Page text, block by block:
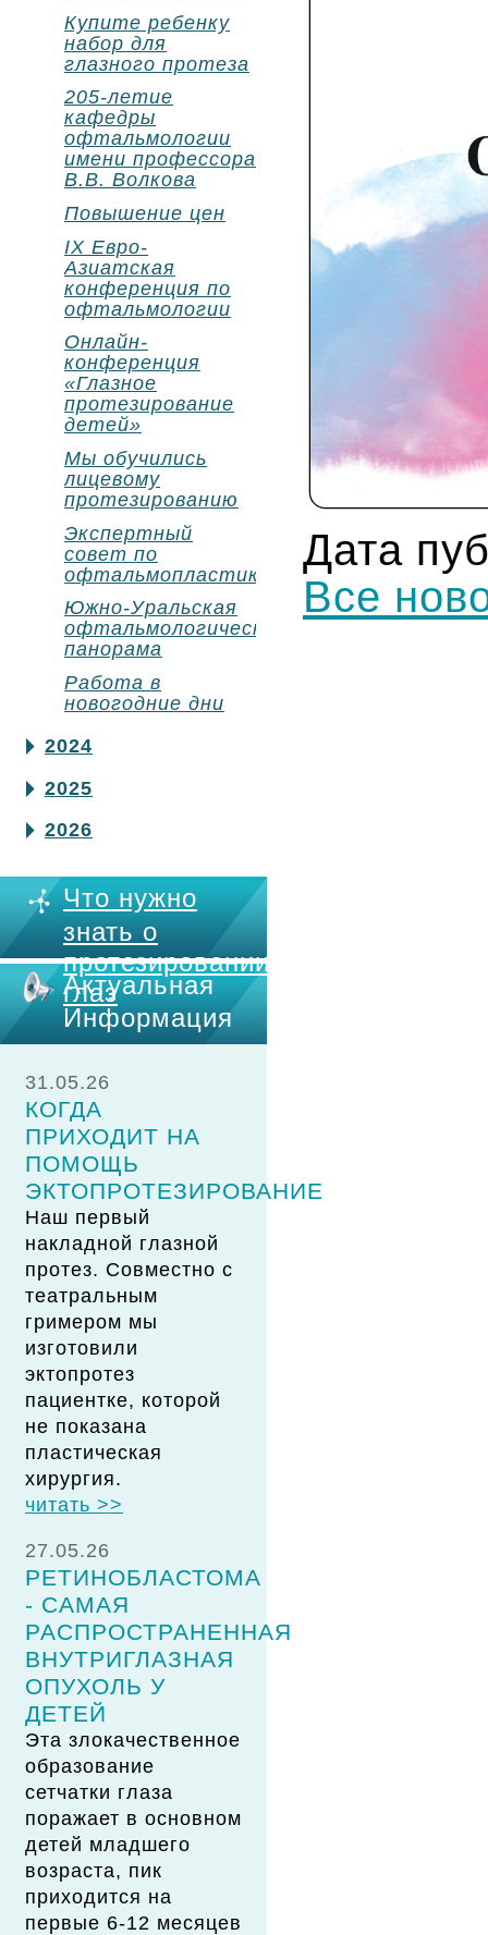
Купите ребенку
набор для
глазного протеза
205-летие
кафедры
офтальмологии
имени профессора
В.В. Волкова
Повышение цен
IX Евро-
Азиатская
конференция по
офтальмологии
Онлайн-
конференция
«Глазное
протезирование
детей»
Мы обучились
лицевому
протезированию
Экспертный
совет по
офтальмопластике
Южно-Уральская
офтальмологическая
панорама
Работа в
новогодние дни
2024
2025
2026
Что нужно
знать о
протезировании
глаз
Актуальная
Информация
31.05.26
КОГДА
ПРИХОДИТ НА
ПОМОЩЬ
ЭКТОПРОТЕЗИРОВАНИЕ
Наш первый
накладной глазной
протез. Совместно с
театральным
гримером мы
изготовили
эктопротез
пациентке, которой
не показана
пластическая
хирургия.
читать >>
27.05.26
РЕТИНОБЛАСТОМА
- САМАЯ
РАСПРОСТРАНЕННАЯ
ВНУТРИГЛАЗНАЯ
ОПУХОЛЬ У
ДЕТЕЙ
Эта злокачественное
образование
сетчатки глаза
поражает в основном
детей младшего
возраста, пик
приходится на
первые 6-12 месяцев
Дата
Все